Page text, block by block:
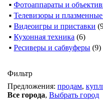
▪ Фотоаппараты и
▪ Телевизоры и
▪ Видеоигры и приставки
▪ Кухонная техника (6)
▪ Ресиверы и сабвуферы (9)
Фильтр
Предложения: продам,
Все города, Выбрать город